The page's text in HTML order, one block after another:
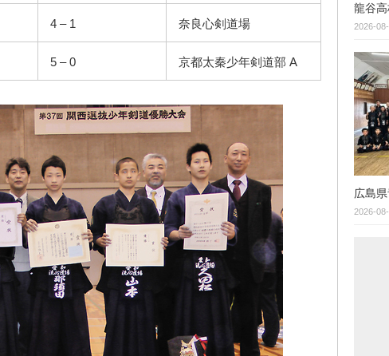
4 – 1 奈良心剣道場
5 – 0 京都太秦少年剣道部 A
龍谷
2026-
広島
2026-